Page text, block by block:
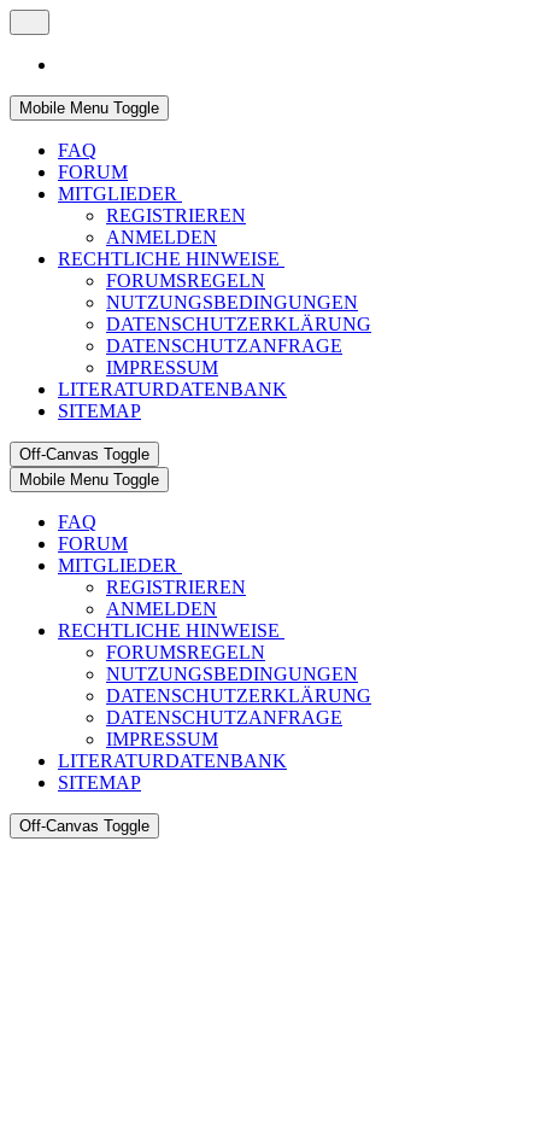
Mobile Menu Toggle
FAQ
FORUM
MITGLIEDER
REGISTRIEREN
ANMELDEN
RECHTLICHE HINWEISE
FORUMSREGELN
NUTZUNGSBEDINGUNGEN
DATENSCHUTZERKLÄRUNG
DATENSCHUTZANFRAGE
IMPRESSUM
LITERATURDATENBANK
SITEMAP
Off-Canvas Toggle
Mobile Menu Toggle
FAQ
FORUM
MITGLIEDER
REGISTRIEREN
ANMELDEN
RECHTLICHE HINWEISE
FORUMSREGELN
NUTZUNGSBEDINGUNGEN
DATENSCHUTZERKLÄRUNG
DATENSCHUTZANFRAGE
IMPRESSUM
LITERATURDATENBANK
SITEMAP
Off-Canvas Toggle